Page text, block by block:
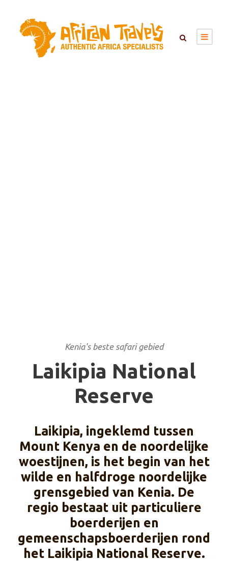
Kenia's beste safari gebied
Laikipia National
Reserve
Laikipia, ingeklemd tussen
Mount Kenya en de noordelijke
woestijnen, is het begin van het
wilde en halfdroge noordelijke
grensgebied van Kenia. De
regio bestaat uit particuliere
boerderijen en
gemeenschapsboerderijen rond
het Laikipia National Reserve.